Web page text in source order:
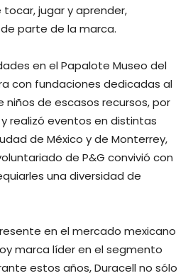
tocar, jugar y aprender,
parte de la marca.
en el Papalote Museo del
con fundaciones dedicadas al
niños de escasos recursos, por
realizó eventos en distintas
de México y de Monterrey,
de P&G convivió con
una diversidad de
en el mercado mexicano
marca líder en el segmento
estos años, Duracell no sólo